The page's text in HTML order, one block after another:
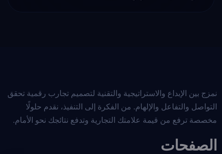
نمزج بين الإبداع والاستراتيجية والتقنية لتصميم تجارب رقمية تحقق
التواصل والتفاعل والإلهام. من الفكرة إلى التنفيذ، نقدم حلولًا
مخصصة ترفع من قيمة علامتك التجارية وتدفع نتائجك نحو الأمام.
الصفحات